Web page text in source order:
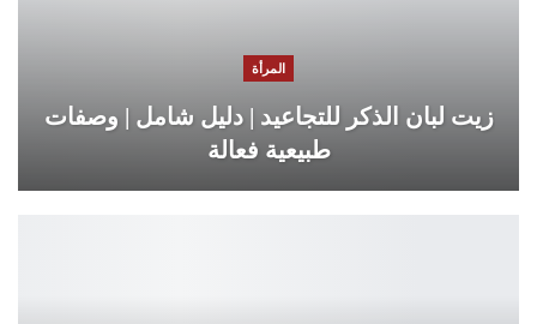
المرأة
زيت لبان الذكر للتجاعيد | دليل شامل | وصفات
طبيعية فعالة